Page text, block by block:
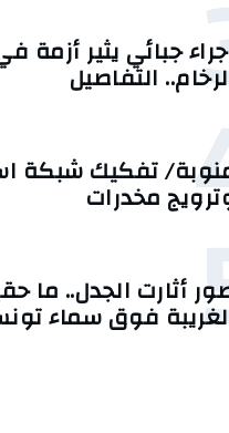
جبائي يثير أزمة
التفاصيل
تفكيك شبكة
مخدرات
أثارت الجدل.. ما
فوق سماء